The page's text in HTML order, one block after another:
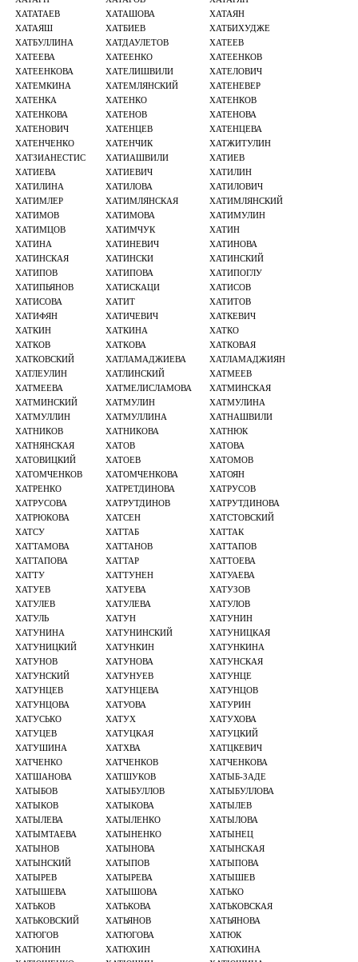
ХАТАТАЕВ
ХАТАШОВА
ХАТАЯН
ХАТАЯШ
ХАТБИЕВ
ХАТБИХУДЖЕ
ХАТБУЛЛИНА
ХАТДАУЛЕТОВ
ХАТЕЕВ
ХАТЕЕВА
ХАТЕЕНКО
ХАТЕЕНКОВ
ХАТЕЕНКОВА
ХАТЕЛИШВИЛИ
ХАТЕЛОВИЧ
ХАТЕМКИНА
ХАТЕМЛЯНСКИЙ
ХАТЕНЕВЕР
ХАТЕНКА
ХАТЕНКО
ХАТЕНКОВ
ХАТЕНКОВА
ХАТЕНОВ
ХАТЕНОВА
ХАТЕНОВИЧ
ХАТЕНЦЕВ
ХАТЕНЦЕВА
ХАТЕНЧЕНКО
ХАТЕНЧИК
ХАТЖИТУЛИН
ХАТЗИАНЕСТИС
ХАТИАШВИЛИ
ХАТИЕВ
ХАТИЕВА
ХАТИЕВИЧ
ХАТИЛИН
ХАТИЛИНА
ХАТИЛОВА
ХАТИЛОВИЧ
ХАТИМЛЕР
ХАТИМЛЯНСКАЯ
ХАТИМЛЯНСКИЙ
ХАТИМОВ
ХАТИМОВА
ХАТИМУЛИН
ХАТИМЦОВ
ХАТИМЧУК
ХАТИН
ХАТИНА
ХАТИНЕВИЧ
ХАТИНОВА
ХАТИНСКАЯ
ХАТИНСКИ
ХАТИНСКИЙ
ХАТИПОВ
ХАТИПОВА
ХАТИПОГЛУ
ХАТИПЬЯНОВ
ХАТИСКАЦИ
ХАТИСОВ
ХАТИСОВА
ХАТИТ
ХАТИТОВ
ХАТИФЯН
ХАТИЧЕВИЧ
ХАТКЕВИЧ
ХАТКИН
ХАТКИНА
ХАТКО
ХАТКОВ
ХАТКОВА
ХАТКОВАЯ
ХАТКОВСКИЙ
ХАТЛАМАДЖИЕВА
ХАТЛАМАДЖИЯН
ХАТЛЕУЛИН
ХАТЛИНСКИЙ
ХАТМЕЕВ
ХАТМЕЕВА
ХАТМЕЛИСЛАМОВА
ХАТМИНСКАЯ
ХАТМИНСКИЙ
ХАТМУЛИН
ХАТМУЛИНА
ХАТМУЛЛИН
ХАТМУЛЛИНА
ХАТНАШВИЛИ
ХАТНИКОВ
ХАТНИКОВА
ХАТНЮК
ХАТНЯНСКАЯ
ХАТОВ
ХАТОВА
ХАТОВИЦКИЙ
ХАТОЕВ
ХАТОМОВ
ХАТОМЧЕНКОВ
ХАТОМЧЕНКОВА
ХАТОЯН
ХАТРЕНКО
ХАТРЕТДИНОВА
ХАТРУСОВ
ХАТРУСОВА
ХАТРУТДИНОВ
ХАТРУТДИНОВА
ХАТРЮКОВА
ХАТСЕН
ХАТСТОВСКИЙ
ХАТСУ
ХАТТАБ
ХАТТАК
ХАТТАМОВА
ХАТТАНОВ
ХАТТАПОВ
ХАТТАПОВА
ХАТТАР
ХАТТОЕВА
ХАТТУ
ХАТТУНЕН
ХАТУАЕВА
ХАТУЕВ
ХАТУЕВА
ХАТУЗОВ
ХАТУЛЕВ
ХАТУЛЕВА
ХАТУЛОВ
ХАТУЛЬ
ХАТУН
ХАТУНИН
ХАТУНИНА
ХАТУНИНСКИЙ
ХАТУНИЦКАЯ
ХАТУНИЦКИЙ
ХАТУНКИН
ХАТУНКИНА
ХАТУНОВ
ХАТУНОВА
ХАТУНСКАЯ
ХАТУНСКИЙ
ХАТУНУЕВ
ХАТУНЦЕ
ХАТУНЦЕВ
ХАТУНЦЕВА
ХАТУНЦОВ
ХАТУНЦОВА
ХАТУОВА
ХАТУРИН
ХАТУСЬКО
ХАТУХ
ХАТУХОВА
ХАТУЦЕВ
ХАТУЦКАЯ
ХАТУЦКИЙ
ХАТУШИНА
ХАТХВА
ХАТЦКЕВИЧ
ХАТЧЕНКО
ХАТЧЕНКОВ
ХАТЧЕНКОВА
ХАТШАНОВА
ХАТШУКОВ
ХАТЫБ-ЗАДЕ
ХАТЫБОВ
ХАТЫБУЛЛОВ
ХАТЫБУЛЛОВА
ХАТЫКОВ
ХАТЫКОВА
ХАТЫЛЕВ
ХАТЫЛЕВА
ХАТЫЛЕНКО
ХАТЫЛОВА
ХАТЫМТАЕВА
ХАТЫНЕНКО
ХАТЫНЕЦ
ХАТЫНОВ
ХАТЫНОВА
ХАТЫНСКАЯ
ХАТЫНСКИЙ
ХАТЫПОВ
ХАТЫПОВА
ХАТЫРЕВ
ХАТЫРЕВА
ХАТЫШЕВ
ХАТЫШЕВА
ХАТЫШОВА
ХАТЬКО
ХАТЬКОВ
ХАТЬКОВА
ХАТЬКОВСКАЯ
ХАТЬКОВСКИЙ
ХАТЬЯНОВ
ХАТЬЯНОВА
ХАТЮГОВ
ХАТЮГОВА
ХАТЮК
ХАТЮНИН
ХАТЮХИН
ХАТЮХИНА